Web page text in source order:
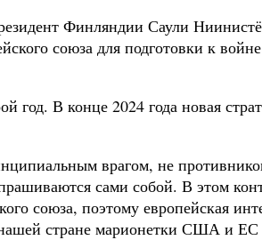
Финляндии Саули
союза для подготовки к
год. В конце 2024 года новая
врагом, не
сами собой. В этом
союза, поэтому европейская
стране марионетки США и